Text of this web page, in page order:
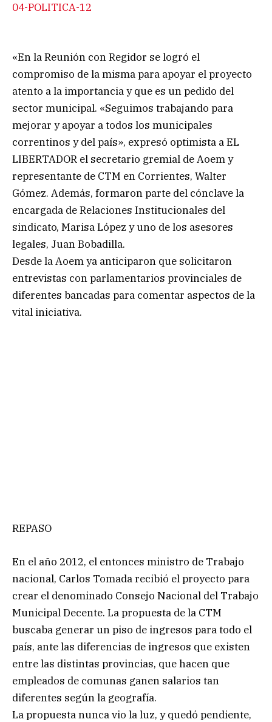
04-POLITICA-12
«En la Reunión con Regidor se logró el
compromiso de la misma para apoyar el proyecto
atento a la importancia y que es un pedido del
sector municipal. «Seguimos trabajando para
mejorar y apoyar a todos los municipales
correntinos y del país», expresó optimista a EL
LIBERTADOR el secretario gremial de Aoem y
representante de CTM en Corrientes, Walter
Gómez. Además, formaron parte del cónclave la
encargada de Relaciones Institucionales del
sindicato, Marisa López y uno de los asesores
legales, Juan Bobadilla.
Desde la Aoem ya anticiparon que solicitaron
entrevistas con parlamentarios provinciales de
diferentes bancadas para comentar aspectos de la
vital iniciativa.
REPASO
En el año 2012, el entonces ministro de Trabajo
nacional, Carlos Tomada recibió el proyecto para
crear el denominado Consejo Nacional del Trabajo
Municipal Decente. La propuesta de la CTM
buscaba generar un piso de ingresos para todo el
país, ante las diferencias de ingresos que existen
entre las distintas provincias, que hacen que
empleados de comunas ganen salarios tan
diferentes según la geografía.
La propuesta nunca vio la luz, y quedó pendiente,